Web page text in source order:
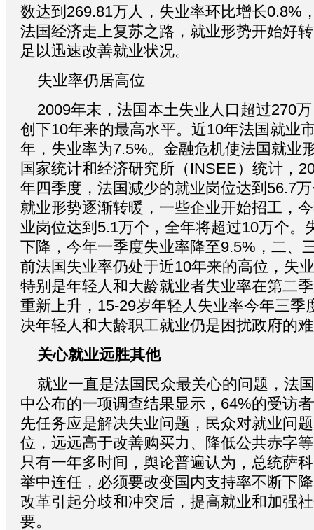
数达到269.81万人，失业率环比增长0.8%
法国经济走上复苏之路，就业形势开始好
足以迅速改善就业状况。
失业率仍居高位
2009年末，法国本土失业人口超过270
创下10年来的最高水平。近10年法国就业
年，失业率为7.5%。金融危机使法国就业
国家统计和经济研究所（INSEE）统计，
年四季度，法国减少的就业岗位达到56.7
就业形势逐渐转暖，一些企业开始招工，
业岗位达到5.1万个，全年将超过10万个。
下降，今年一季度失业率降至9.5%，二、
前法国失业率仍处于近10年来的高位，失
特别是年轻人和大龄就业者失业率在第二
重新上升，15-29岁年轻人失业率今年三季
决年轻人和大龄职工就业仍是困扰政府的
关心就业远胜其他
就业一直是法国民众最关心的问题，法
中公布的一项调查结果显示，64%的受访
先任务应是解决失业问题，民众对就业问
位，远远高于改善购买力、降低公共赤字
只有一年多时间，舆论普遍认为，总统萨
举中连任，必须要改变国内支持率不断下
改革引起分歧和冲突后，提高就业和加强
要。